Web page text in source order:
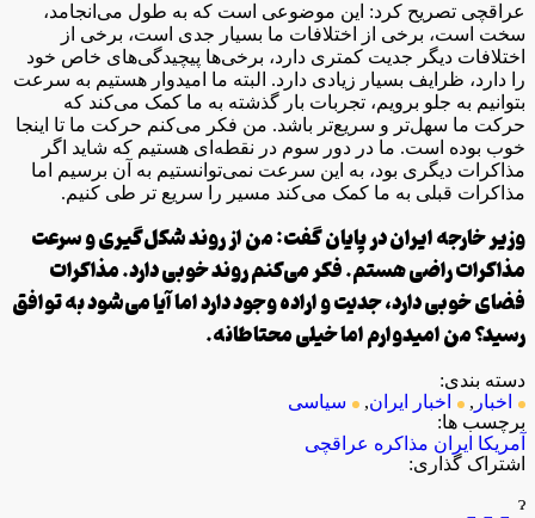
عراقچی تصریح کرد: این موضوعی است که به طول می‌انجامد،
سخت است، برخی از اختلافات ما بسیار جدی است، برخی از
اختلافات دیگر جدیت کمتری دارد، برخی‌ها پیچیدگی‌های خاص خود
را دارد، ظرایف بسیار زیادی دارد. البته ما امیدوار هستیم به سرعت
بتوانیم به جلو برویم، تجربات بار گذشته به ما کمک می‌کند که
حرکت ما سهل‌تر و سریع‌تر باشد. من فکر می‌کنم حرکت ما تا اینجا
خوب بوده است. ما در دور سوم در نقطه‌ای هستیم که شاید اگر
مذاکرات دیگری بود، به این سرعت نمی‌توانستیم به آن برسیم اما
مذاکرات قبلی به ما کمک می‌کند مسیر را سریع تر طی کنیم.
وزیر خارجه ایران در پایان گفت: من از روند شکل‌گیری و سرعت
مذاکرات راضی هستم. فکر می‌کنم روند خوبی دارد. مذاکرات
فضای خوبی دارد، جدیت و اراده وجود دارد اما آیا می‌شود به توافق
رسید؟ من امیدوارم اما خیلی محتاطانه.
دسته بندی:
اخبار , اخبار ایران,
سیاسی
برچسب ها:
آمریکا ایران مذاکره عراقچی
اشتراک گذاری: